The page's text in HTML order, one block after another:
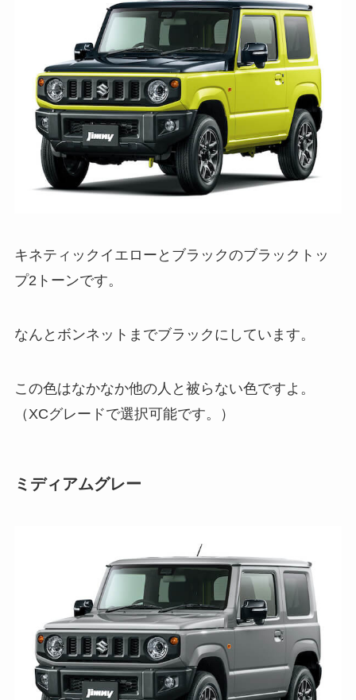
キネティックイエローとブラックのブラックトッ
プ2トーンです。
なんとボンネットまでブラックにしています。
この色はなかなか他の人と被らない色ですよ。
（XCグレードで選択可能です。）
ミディアムグレー